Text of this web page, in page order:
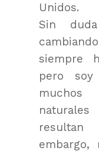
Unidos.
Sin
siempre
pero
resultan